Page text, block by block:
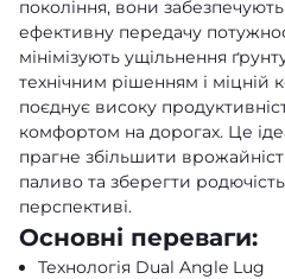
покоління, вони
ефективну передачу
мінімізують ущільнення
технічним рішенням і міцній
поєднує високу
комфортом на дорогах. Це
прагне збільшити
паливо та зберегти
перспективі.
Основні переваги:
Технологія Dual Angle Lug